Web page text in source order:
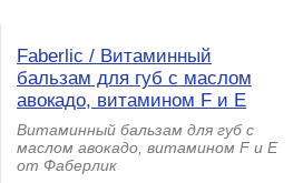
Faberlic / Витаминный
бальзам для губ с маслом
авокадо, витамином F и E
Витаминный бальзам для губ с
маслом авокадо, витамином F и E
от Фаберлик